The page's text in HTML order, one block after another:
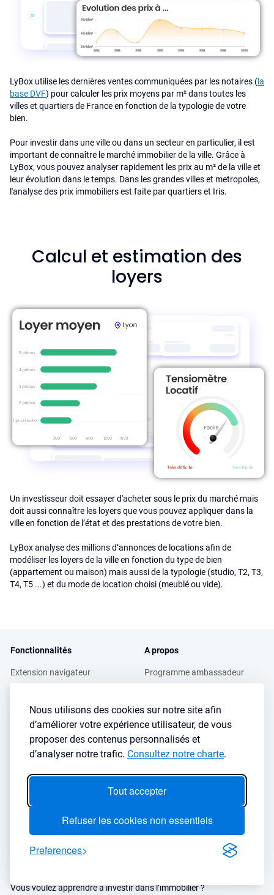
Nous utilisons des cookies sur notre site afin
d’améliorer votre expérience utilisateur, de vous
proposer des contenus personnalisés et
d’analyser notre trafic. Consultez notre charte.
Tout accepter
Refuser les cookies non essentiels
Preferences
LyBox utilise les dernières ventes communiquées par les notaires (la
base DVF) pour calculer les prix moyens par m² dans toutes les
villes et quartiers de France en fonction de la typologie de votre
bien.
Pour investir dans une ville ou dans un secteur en particulier, il est
important de connaître le marché immobilier de la ville. Grâce à
LyBox, vous pouvez analyser rapidement les prix au m² de la ville et
leur évolution dans le temps. Dans les grandes villes et metropoles,
l'analyse des prix immobiliers est faite par quartiers et Iris.
Calcul et estimation des
loyers
Un investisseur doit essayer d'acheter sous le prix du marché mais
doit aussi connaître les loyers que vous pouvez appliquer dans la
ville en fonction de l’état et des prestations de votre bien.
LyBox analyse des millions d’annonces de locations afin de
modéliser les loyers de la ville en fonction du type de bien
(appartement ou maison) mais aussi de la typologie (studio, T2, T3,
T4, T5 ...) et du mode de location choisi (meublé ou vide).
Fonctionnalités
Extension navigateur
Moteur de recherche immobilier
Analyse de ville
Blog investissement
Offres professionnels
A propos
Programme ambassadeur
Presse
FAQ
Stratégie de location
Guide immobilier
Fiscalité immobilière
Crédit immobilier
Vous voulez apprendre à investir dans l’immobilier ?